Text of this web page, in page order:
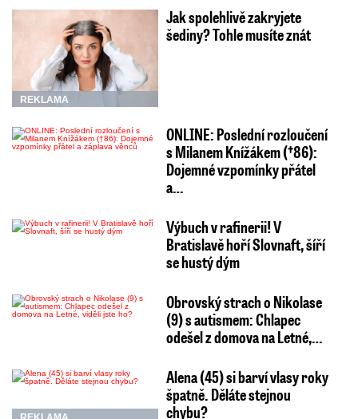
REKLAMA
Jak spolehlivě zakryjete
šediny? Tohle musíte znát
ONLINE: Poslední rozloučení
s Milanem Knížákem (†86):
Dojemné vzpomínky přátel
a…
Výbuch v rafinerii! V
Bratislavě hoří Slovnaft, šíří
se hustý dým
Obrovský strach o Nikolase
(9) s autismem: Chlapec
odešel z domova na Letné,…
Alena (45) si barví vlasy roky
špatně. Děláte stejnou
chybu?